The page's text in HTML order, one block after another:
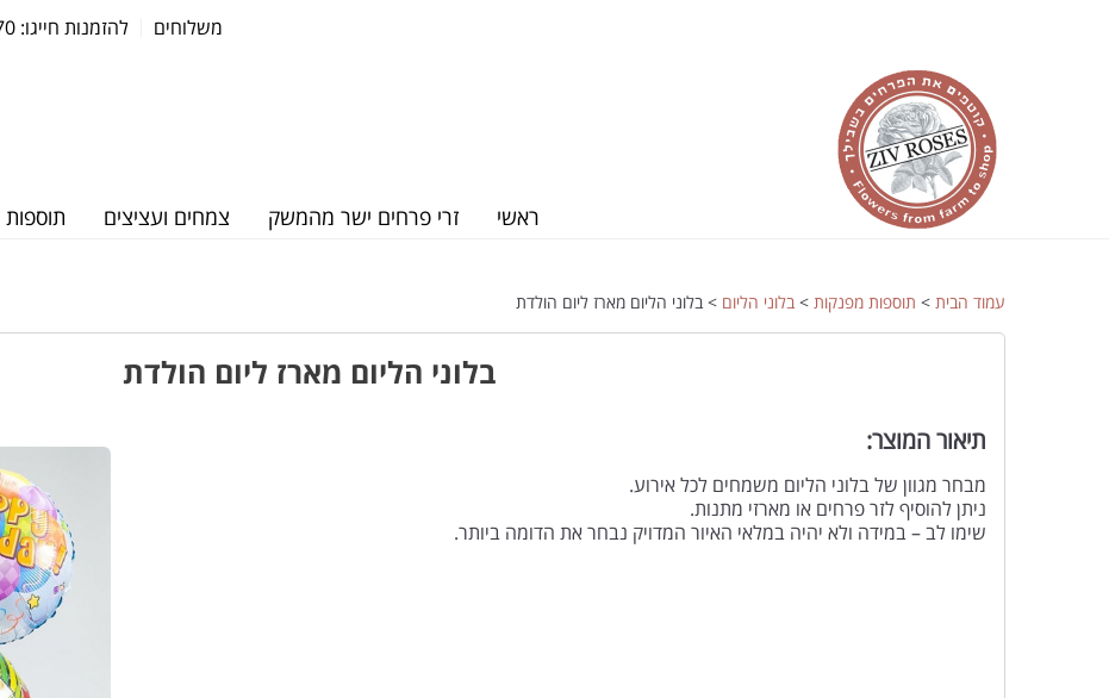
משלוחים להזמנות חייגו: 04-9937570
ראשי זרי פרחים ישר מהמשק צמחים ועציצים
עמוד הבית > תוספות מפנקות > בלוני הליום > בלוני הליום מארז ליום הולדת
בלוני הליום מארז ליום הולדת
תיאור המוצר:
מבחר מגוון של בלוני הליום משמחים לכל אירוע.
ניתן להוסיף לזר פרחים או מארזי מתנות.
שימו לב – במידה ולא יהיה במלאי האיור המדויק נבחר את הדומה ביותר.